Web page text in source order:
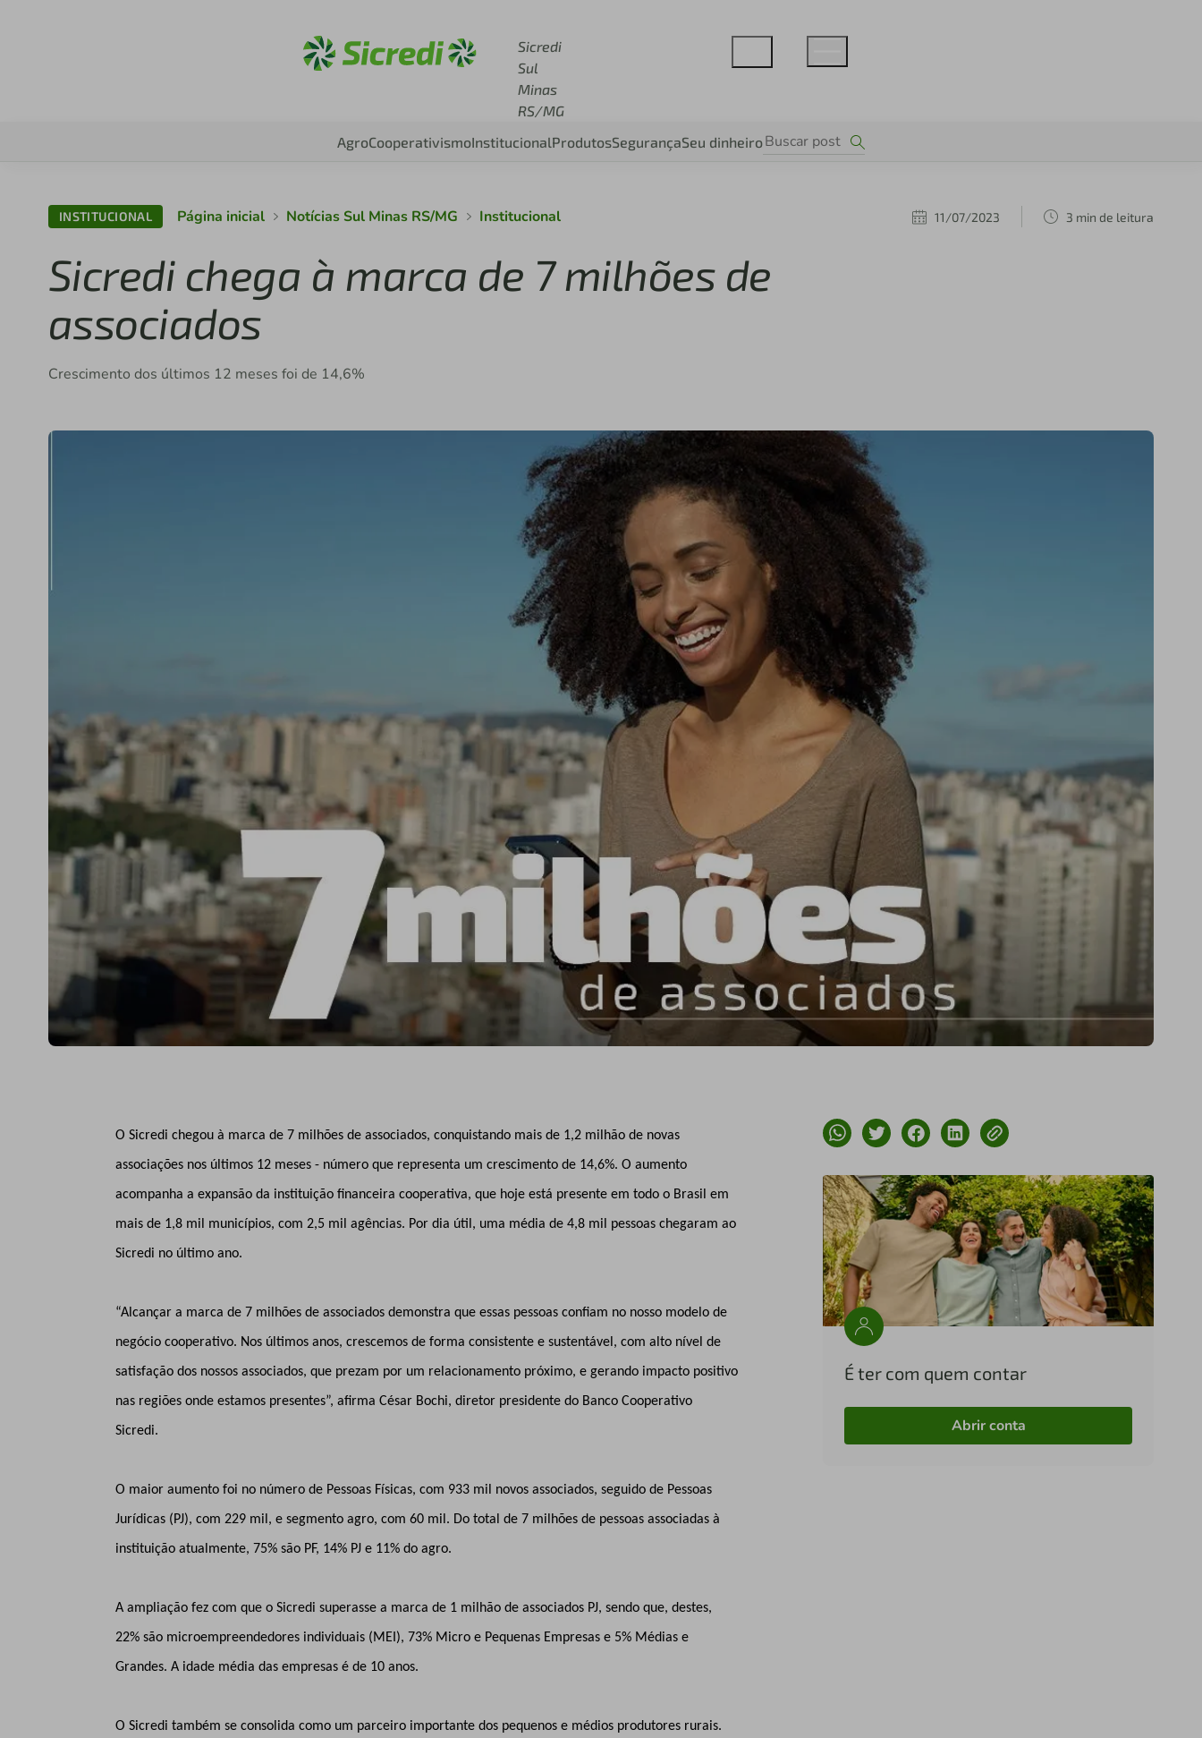
Sicredi
Sul
Minas
RS/MG
AgroCooperativismoInstitucionalProdutosSegurançaSeu dinheiro
INSTITUCIONAL Página inicial Notícias Sul Minas RS/MG Institucional 11/07/2023 3 min de leitura
Sicredi chega à marca de 7 milhões de
associados
Crescimento dos últimos 12 meses foi de 14,6%
O Sicredi chegou à marca de 7 milhões de associados, conquistando mais de 1,2 milhão de novas
associações nos últimos 12 meses - número que representa um crescimento de 14,6%. O aumento
acompanha a expansão da instituição financeira cooperativa, que hoje está presente em todo o Brasil em
mais de 1,8 mil municípios, com 2,5 mil agências. Por dia útil, uma média de 4,8 mil pessoas chegaram ao
Sicredi no último ano.
“Alcançar a marca de 7 milhões de associados demonstra que essas pessoas confiam no nosso modelo de
negócio cooperativo. Nos últimos anos, crescemos de forma consistente e sustentável, com alto nível de
satisfação dos nossos associados, que prezam por um relacionamento próximo, e gerando impacto positivo
nas regiões onde estamos presentes”, afirma César Bochi, diretor presidente do Banco Cooperativo
Sicredi.
O maior aumento foi no número de Pessoas Físicas, com 933 mil novos associados, seguido de Pessoas
Jurídicas (PJ), com 229 mil, e segmento agro, com 60 mil. Do total de 7 milhões de pessoas associadas à
instituição atualmente, 75% são PF, 14% PJ e 11% do agro.
A ampliação fez com que o Sicredi superasse a marca de 1 milhão de associados PJ, sendo que, destes,
22% são microempreendedores individuais (MEI), 73% Micro e Pequenas Empresas e 5% Médias e
Grandes. A idade média das empresas é de 10 anos.
O Sicredi também se consolida como um parceiro importante dos pequenos e médios produtores rurais.
É ter com quem contar
Abrir conta